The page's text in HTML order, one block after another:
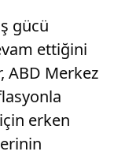
gücü
ettiğini
ABD Merkez
erken